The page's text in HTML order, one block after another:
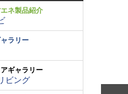
ネ製品紹介
ラリー
ギャラリー
ビング